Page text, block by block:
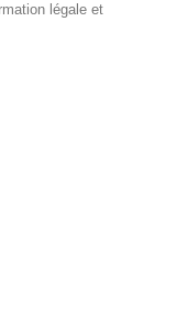
légale et